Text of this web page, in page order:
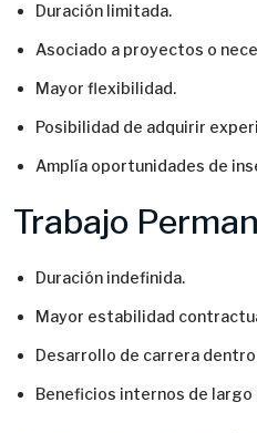
Duración limitada.
Asociado a proyectos o
Mayor flexibilidad.
Posibilidad de adquirir
Amplía oportunidades de
Trabajo
Duración indefinida.
Mayor estabilidad
Desarrollo de carrera
Beneficios internos de largo